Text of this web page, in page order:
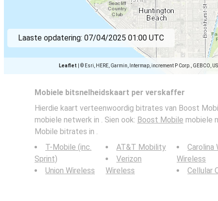
Leaflet © Esri, HERE, Garmin, Intermap, increment P Corp., GEBCO,
Laaste opdatering: 07/04/2025 01:00 UTC
Mobiele bitsnelheidskaart per verskaffer
Hierdie kaart verteenwoordig bitrates van Boost
mobiele netwerk in . Sien ook: Boost Mobile mobiele
Mobile bitrates in .
T-Mobile (inc.
Sprint)
Union Wireless
AT&T Mobility
Verizon
Wireless
Carolina
Wireless
Cellular